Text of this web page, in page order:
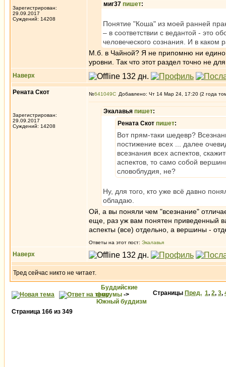
Зарегистрирован:
29.09.2017
Суждений: 14208
миг37 пишет:
Понятие "Коша" из моей ранней
– в соответствии с ведантой - это
человеческого сознания. И в каком
М.б. в Чайной? Я не припомню ни
уровни. Так что этот раздел точно не
Наверх
Рената Скот
Зарегистрирован:
29.09.2017
Суждений: 14208
№641049 Добавлено: Чт 14 Мар 24, 17:20 (2 года
Экалавья пишет:
Рената Скот пишет:
Вот прям-таки шедевр?
постижение всех ... далее
всезнания всех аспектов,
аспектов, то само собой
словоблудия, не?
Ну, для того, кто уже всё давно
обладаю.
Ой, а вы поняли чем "всезнание"
еще, раз уж вам понятен приведенный
аспекты (все) отдельно, а вершины -
Ответы на этот пост: Экалавья
Наверх
Тред сейчас никто не читает.
Буддийские
форумы ->
Южный буддизм
Страницы Пред. 1, 2, 3,
Страница 166 из 349